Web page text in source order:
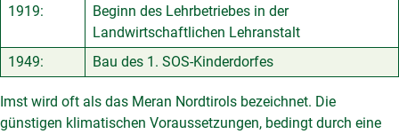
1919:
Beginn des Lehrbetriebes in der
Landwirtschaftlichen Lehranstalt
1949:
Bau des 1. SOS-Kinderdorfes
Imst wird oft als das Meran Nordtirols bezeichnet. Die
günstigen klimatischen Voraussetzungen, bedingt durch eine